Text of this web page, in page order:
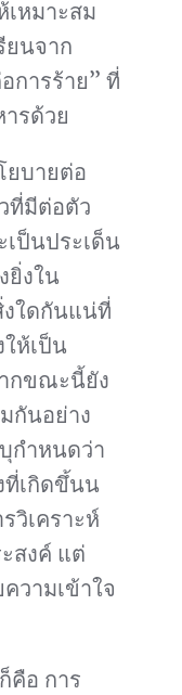
เหมาะสม
ยนจาก
การร้าย” ที่
รด้วย
ยบายต่อ
ที่มีต่อตัว
ป็นประเด็น
ยิ่งใน
งใดกันแน่ที่
ห้เป็น
กขณะนี้ยัง
กันอย่าง
กำหนดว่า
ที่เกิดขึ้นน
วิเคราะห์
สงค์ แต่
วามเข้าใจ
คือ การ